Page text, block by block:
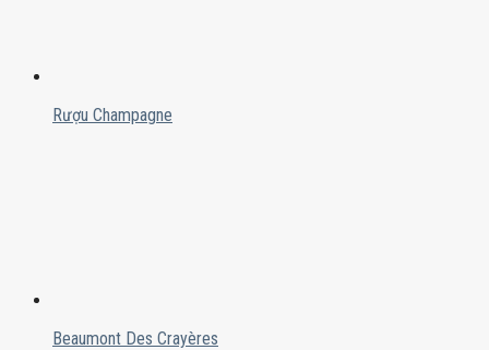
Rượu Champagne
Beaumont Des Crayères